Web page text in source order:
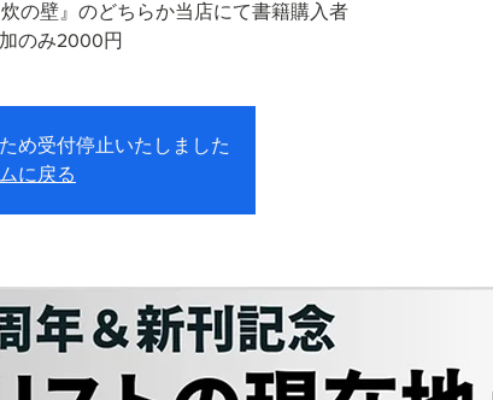
の壁』のどちらか当店にて書籍購入者
のみ2000円
め受付停止いたしました
に戻る